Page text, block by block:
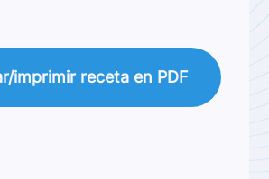
imprimir receta en PDF